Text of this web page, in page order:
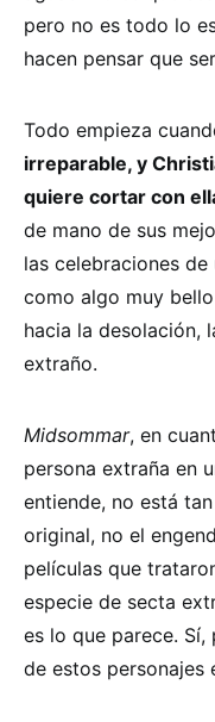
pero no es todo lo
hacen pensar que
Todo empieza
irreparable, y
quiere cortar con
de mano de sus
las celebraciones
como algo muy
hacia la desolación,
extraño.
Midsommar, en
persona extraña en
entiende, no está
original, no el
películas que
especie de secta
es lo que parece. Sí,
de estos personajes